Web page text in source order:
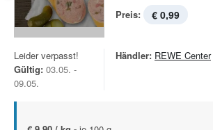
Preis: € 0,99
Leider verpasst!
Gültig: 03.05. -
09.05.
Händler: REWE Center